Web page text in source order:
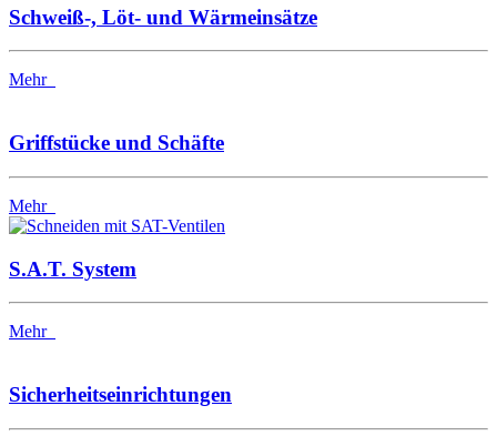
Schweiß-, Löt- und Wärmeinsätze
Mehr
Griffstücke und Schäfte
Mehr
S.A.T. System
Mehr
Sicherheitseinrichtungen